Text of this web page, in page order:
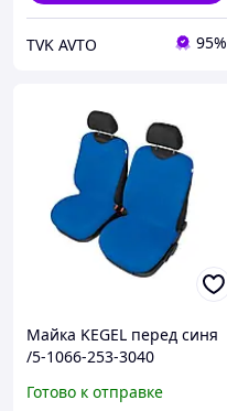
TVK AVTO 95%
Майка KEGEL перед синя
/5-1066-253-3040
Готово к отправке